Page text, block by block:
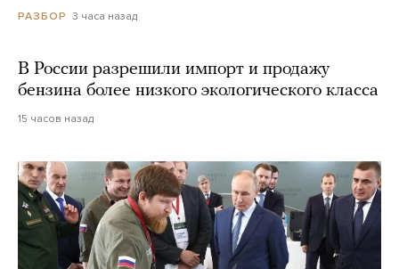
РАЗБОР 3 часа назад
В России разрешили импорт и продажу
бензина более низкого экологического класса
15 часов назад